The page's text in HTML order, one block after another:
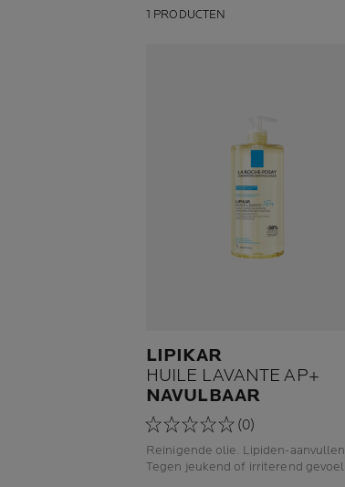
1 PRODUCTEN
LIPIKAR
HUILE LAVANTE AP+
NAVULBAAR
(0)
Reinigende olie. Lipiden-
Tegen jeukend of irriterend gevoel.